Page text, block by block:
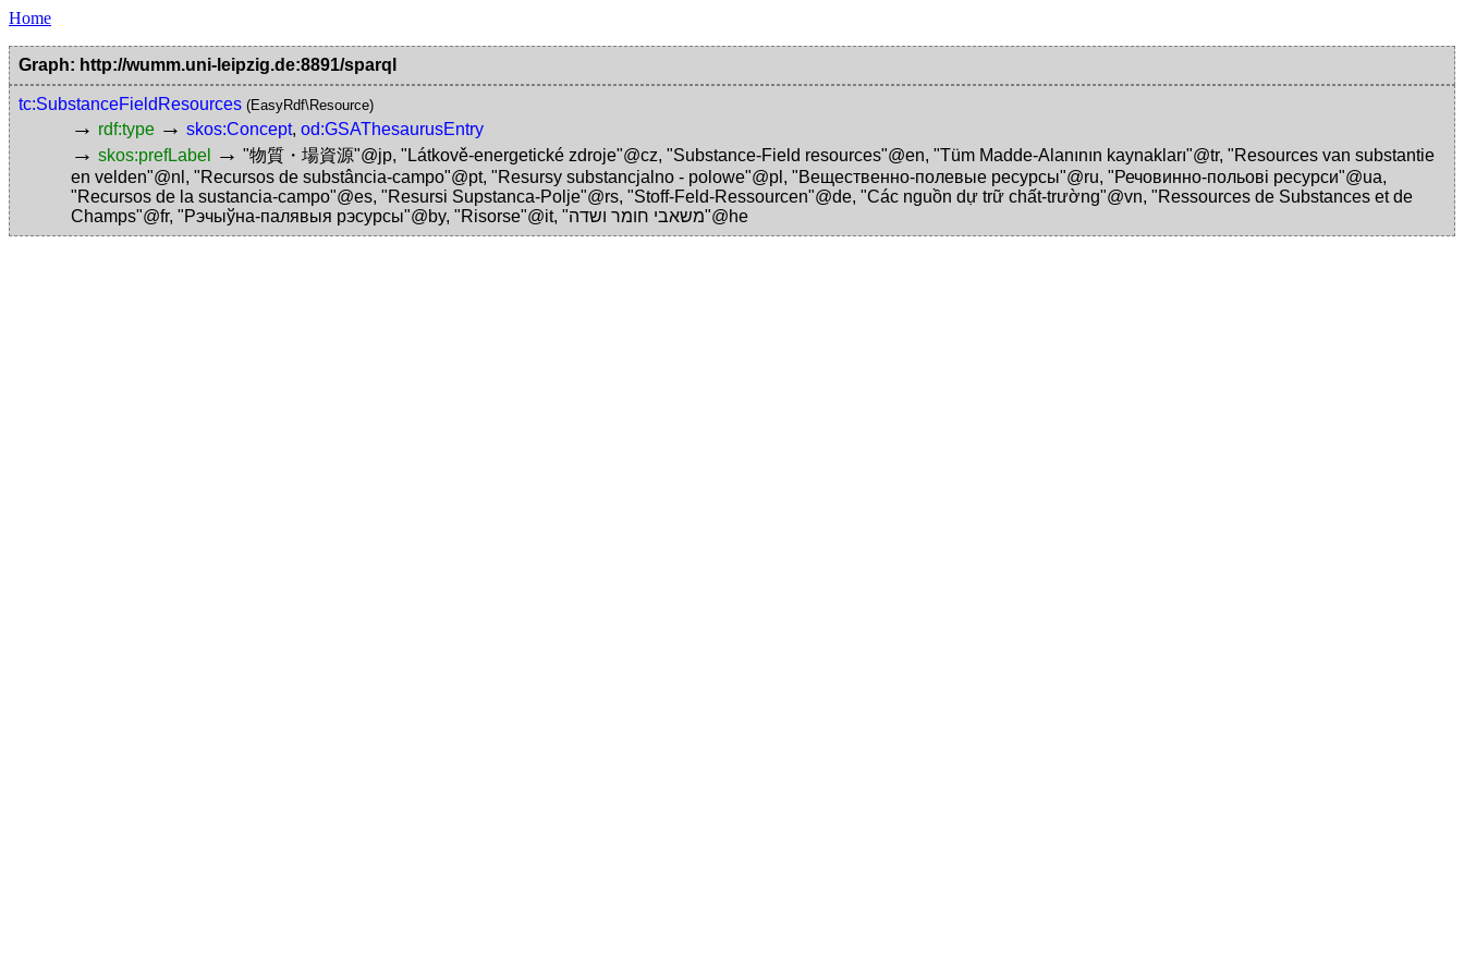
Home
Graph: http://wumm.uni-leipzig.de:8891/sparql
tc:SubstanceFieldResources (EasyRdf\Resource)
→ rdf:type → skos:Concept, od:GSAThesaurusEntry
→ skos:prefLabel → "物質・場資源"@jp, "Látkově-energetické zdroje"@cz, "Substance-Field resources"@en, "Tüm Madde-Alanının kaynakları"@tr, "Resources van substantie
en velden"@nl , "Recursos de substância-campo"@pt, "Resursy substancjalno - polowe"@pl , "Вещественно-полевые ресурсы"@ru, "Речовинно-польовi ресурси"@ua,
"Recursos de la sustancia-campo"@es, "Resursi Supstanca-Polje"@rs, "Stoff-Feld-Ressourcen"@de, "Các nguồn dự trữ chất-trường"@vn, "Ressources de Substances et de
Champs"@fr, "Рэчыўна-палявыя рэсурсы"@by, "Risorse"@it, "משאבי חומר ושדה"@he